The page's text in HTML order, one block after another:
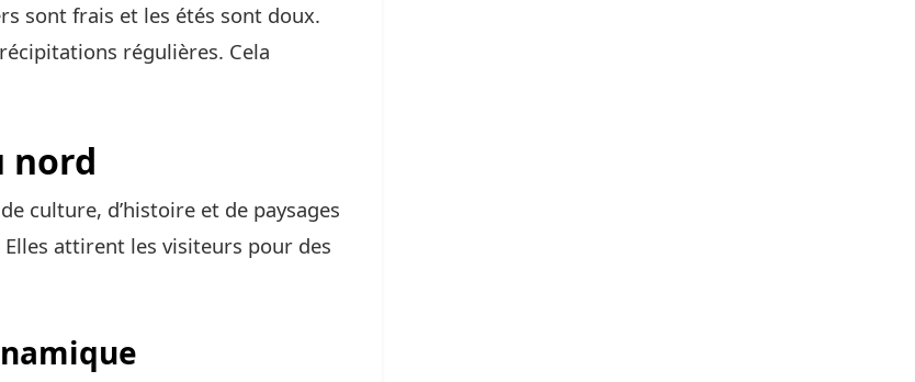
sont frais et les étés sont doux.
régulières. Cela
nord
culture, d’histoire et de paysages
attirent les visiteurs pour des